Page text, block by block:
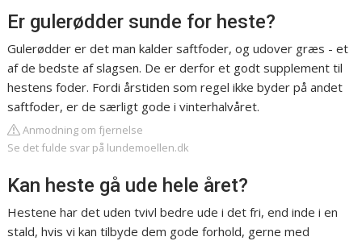
Er gulerødder sunde for heste?
Gulerødder er det man kalder saftfoder, og udover græs - et
af de bedste af slagsen. De er derfor et godt supplement til
hestens foder. Fordi årstiden som regel ikke byder på andet
saftfoder, er de særligt gode i vinterhalvåret.
Anmodning om fjernelse
Se det fulde svar på lundemoellen.dk
Kan heste gå ude hele året?
Hestene har det uden tvivl bedre ude i det fri, end inde i en
stald, hvis vi kan tilbyde dem gode forhold, gerne med